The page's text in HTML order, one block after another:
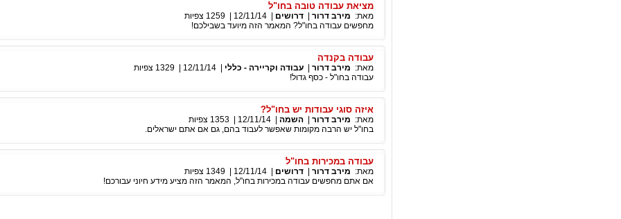
מציאת עבודה טובה בחו"ל
מאת: מירב דרור דרושים 12/11/14
1259 צפיות
מחפשים עבודה בחו"ל? המאמר הזה מיועד בשבילכם!
עבודה בקנדה
מאת: מירב דרור עבודה וקריירה - כללי 12/11/14
1329 צפיות
עבודה בחו"ל - כסף גדול!
איזה סוגי עבודות יש בחו"ל?
מאת: מירב דרור השמה 12/11/14
1353 צפיות
בחו"ל יש הרבה מקומות שאפשר לעבוד בהם, גם אם אתם ישראלים.
עבודה במכירות בחו"ל
מאת: מירב דרור דרושים 12/11/14
1349 צפיות
אם אתם מחפשים עבודה במכירות בחו"ל, המאמר הזה מציע מידע חיוני עבורכם!